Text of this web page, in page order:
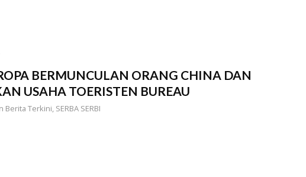
BERMUNCULAN ORANG CHINA DAN
USAHA TOERISTEN BUREAU
Berita Terkini, SERBA SERBI